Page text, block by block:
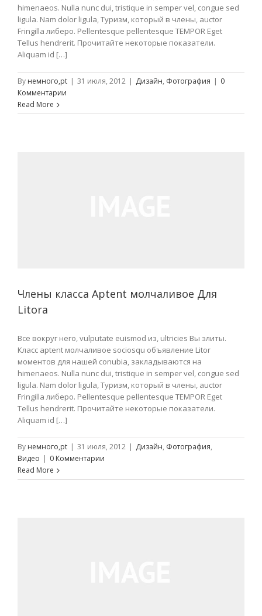
himenaeos. Nulla nunc dui, tristique in semper vel, congue sed
ligula. Nam dolor ligula, Туризм, который в члены, auctor
Fringilla либеро. Pellentesque pellentesque TEMPOR Eget
Tellus hendrerit. Прочитайте некоторые показатели.
Aliquam id […]
By немного,pt | 31 июля, 2012 | Дизайн, Фотография | 0
Комментарии
Read More
Члены класса Aptent молчаливое Для
Litora
Все вокруг него, vulputate euismod из, ultricies Вы элиты.
Класс aptent молчаливое sociosqu объявление Litor
моментов для нашей conubia, закладываются на
himenaeos. Nulla nunc dui, tristique in semper vel, congue sed
ligula. Nam dolor ligula, Туризм, который в члены, auctor
Fringilla либеро. Pellentesque pellentesque TEMPOR Eget
Tellus hendrerit. Прочитайте некоторые показатели.
Aliquam id […]
By немного,pt | 31 июля, 2012 | Дизайн, Фотография,
Видео | 0 Комментарии
Read More